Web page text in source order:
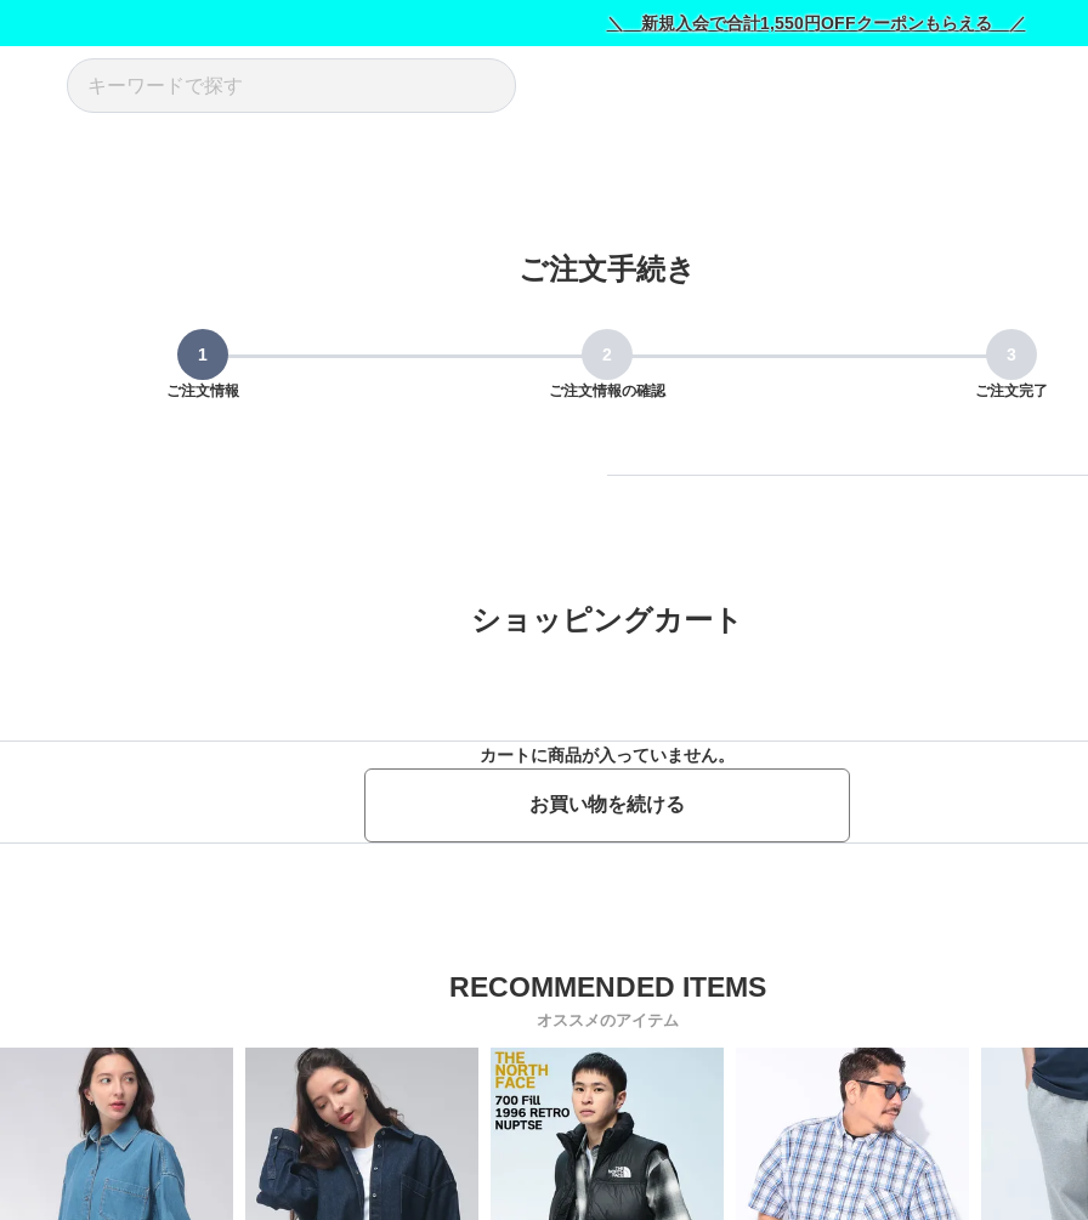
＼ 新規入会で合計1,550円OFFクーポンもらえる ／
ご注文手続き
ご注文情報 ご注文情報の確認 ご注文完了
ショッピングカート
カートに商品が入っていません。
お買い物を続ける
オススメのアイテム